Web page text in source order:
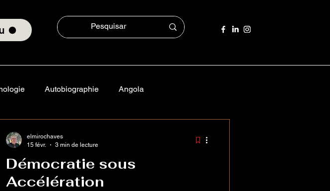
Autobiographie Angola
Démocratie sous
Accélération
elmirochaves
15 févr.
3 min de lecture